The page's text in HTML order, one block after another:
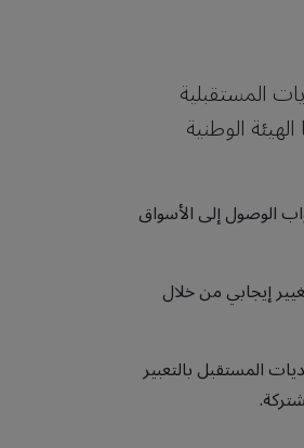
المستقبلية
الوطنية
الوصول إلى الأسواق
تغيير إيجابي من خلال
المستقبل بالتعبير